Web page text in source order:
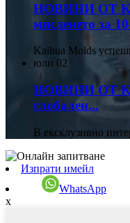
НОВИНИ ОТ
мисленето за
Kaihua Molds
юли 02
НОВИНИ ОТ
глобален...
В ексклузивно
Изпрати имейл
WhatsApp
x